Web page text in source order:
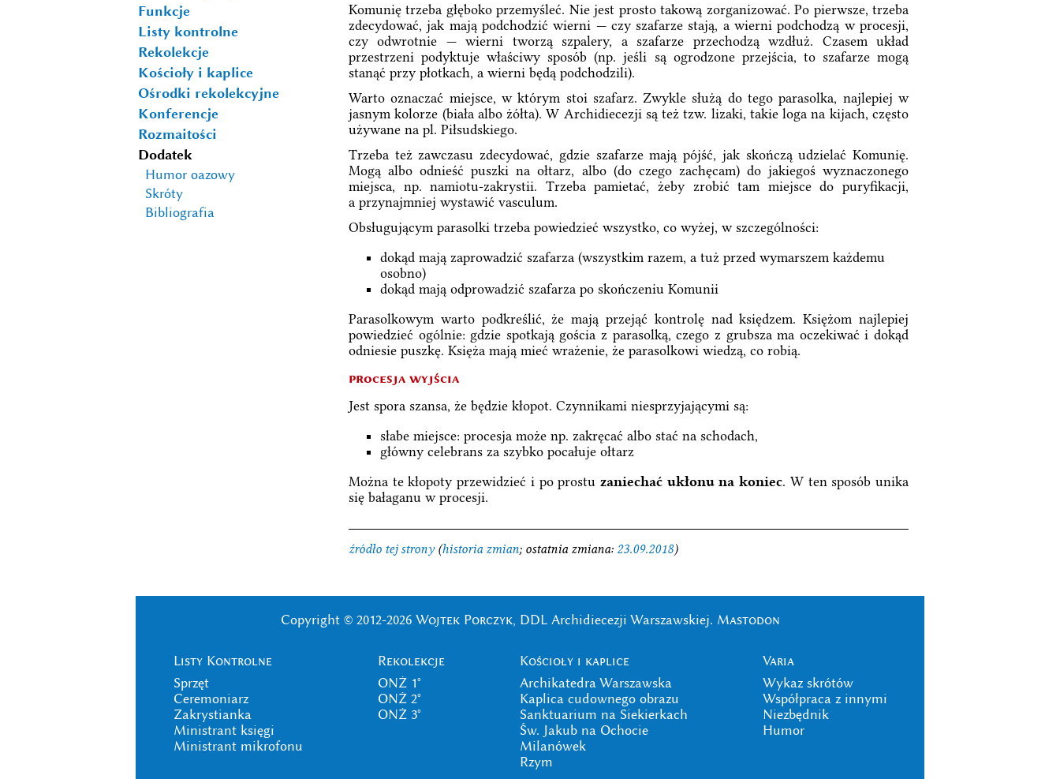
Funkcje
Listy kontrolne
Rekolekcje
Kościoły i kaplice
Ośrodki rekolekcyjne
Konferencje
Rozmaitości
Dodatek
Humor oazowy
Skróty
Bibliografia
Komunię trzeba głęboko przemyśleć. Nie jest prosto takową zorganizować. Po pierwsze, trzeba
zdecydować, jak mają podchodzić wierni — czy szafarze stają, a wierni podchodzą w procesji,
czy odwrotnie — wierni tworzą szpalery, a szafarze przechodzą wzdłuż. Czasem układ
przestrzeni podyktuje właściwy sposób (np. jeśli są ogrodzone przejścia, to szafarze mogą
stanąć przy płotkach, a wierni będą podchodzili).
Warto oznaczać miejsce, w którym stoi szafarz. Zwykle służą do tego parasolka, najlepiej w
jasnym kolorze (biała albo żółta). W Archidiecezji są też tzw. lizaki, takie loga na kijach, często
używane na pl. Piłsudskiego.
Trzeba też zawczasu zdecydować, gdzie szafarze mają pójść, jak skończą udzielać Komunię.
Mogą albo odnieść puszki na ołtarz, albo (do czego zachęcam) do jakiegoś wyznaczonego
miejsca, np. namiotu-zakrystii. Trzeba pamietać, żeby zrobić tam miejsce do puryfikacji,
a przynajmniej wystawić vasculum.
Obsługującym parasolki trzeba powiedzieć wszystko, co wyżej, w szczególności:
dokąd mają zaprowadzić szafarza (wszystkim razem, a tuż przed wymarszem każdemu
osobno)
dokąd mają odprowadzić szafarza po skończeniu Komunii
Parasolkowym warto podkreślić, że mają przejąć kontrolę nad księdzem. Księżom najlepiej
powiedzieć ogólnie: gdzie spotkają gościa z parasolką, czego z grubsza ma oczekiwać i dokąd
odniesie puszkę. Księża mają mieć wrażenie, że parasolkowi wiedzą, co robią.
procesja wyjścia
Jest spora szansa, że będzie kłopot. Czynnikami niesprzyjającymi są:
słabe miejsce: procesja może np. zakręcać albo stać na schodach,
główny celebrans za szybko pocałuje ołtarz
Można te kłopoty przewidzieć i po prostu zaniechać ukłonu na koniec. W ten sposób unika
się bałaganu w procesji.
źródło tej strony(historia zmian; ostatnia zmiana: 23.09.2018)
Copyright © 2012-2026 Wojtek Porczyk, DDL Archidiecezji Warszawskiej. Mastodon
Listy Kontrolne
Sprzęt
Ceremoniarz
Zakrystianka
Ministrant księgi
Ministrant mikrofonu
Rekolekcje
ONŻ 1°
ONŻ 2°
ONŻ 3°
Kościoły i kaplice
Archikatedra Warszawska
Kaplica cudownego obrazu
Sanktuarium na Siekierkach
Św. Jakub na Ochocie
Milanówek
Rzym
Varia
Wykaz skrótów
Współpraca z innymi
Niezbędnik
Humor